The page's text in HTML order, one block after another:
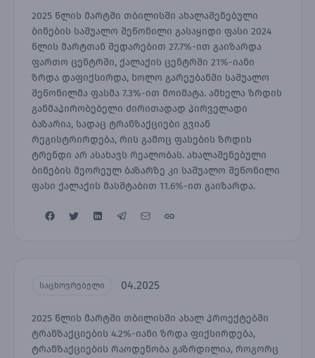
2025 წლის მარტში თბილისში ახალაშენებული
ბინების საშუალო შეწონილი გასაყიდი ფასი 2024
წლის მარტთან შედარებით 27.7%-ით გაიზარდა
ფართო ცენტრში, ქალაქის ცენტრში 21%-იანი
ზრდა დაფიქსირდა, ხოლო გარეუბანში საშუალო
შეწონილმა ფასმა 7.3%-ით მოიმატა. ამხელა ზრდის
განმაპირობებელი ძირითადად პირველადი
ბაზარია, სადაც ტრანზაქციები გვიან
რეგისტრირდება, რის გამოც ფასების ზრდის
ტრენდი არ ასახავს რეალობას. ახალაშენებული
ბინების მეორეულ ბაზარზე კი საშუალო შეწონილი
ფასი ქალაქის მასშტაბით 11.6%-ით გაიზარდა.
საცხოვრებელი 04.2025
2025 წლის მარტში თბილისში ახალ პროექტებში
ტრანზაქციების 4.2%-იანი ზრდა ფიქსირდება,
ტრანზაქციების რაოდენობა გაზრდილია, როგორც